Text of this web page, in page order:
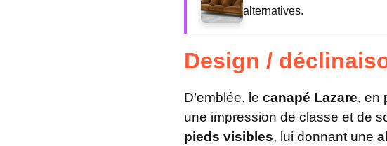
alternatives.
Design /
D’emblée, le canapé Lazare, en
une impression de classe et de
pieds visibles, lui donnant une